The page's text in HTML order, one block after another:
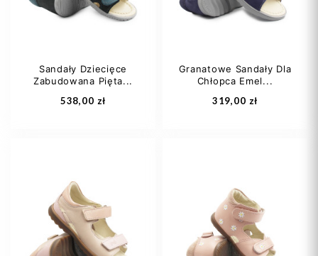
Sandały Dziecięce
Zabudowana Pięta...
538,00 zł
21
23
24
Granatowe Sandały Dla
Chłopca Emel...
319,00 zł
27
29
30 +1